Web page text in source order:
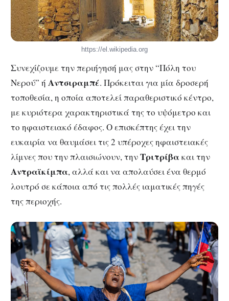
https://el.wikipedia.org
Συνεχίζουμε την περιήγησή μας στην “Πόλη του
Νερού” ή Αντσιραμπέ. Πρόκειται για μία δροσερή
τοποθεσία, η οποία αποτελεί παραθεριστικό κέντρο,
με κυριότερα χαρακτηριστικά της το υψόμετρο και
το ηφαιστειακό έδαφος. Ο επισκέπτης έχει την
ευκαιρία να θαυμάσει τις 2 υπέροχες ηφαιστειακές
λίμνες που την πλαισιώνουν, τηνΤριτρίβακαι την
Αντραϊκίμπα, αλλά και να απολαύσει ένα θερμό
λουτρό σε κάποια από τις πολλές ιαματικές πηγές
της περιοχής.